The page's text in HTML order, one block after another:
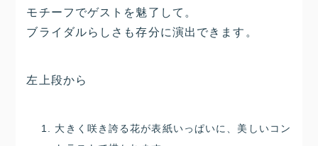
モチーフでゲストを魅了して。
ブライダルらしさも存分に演出できます。
左上段から
大きく咲き誇る花が表紙いっぱいに、美しいコン